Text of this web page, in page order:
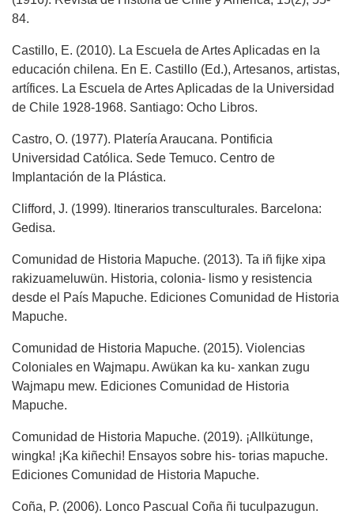
84.
Castillo, E. (2010). La Escuela de Artes Aplicadas en la
educación chilena. En E. Castillo (Ed.), Artesanos, artistas,
artífices. La Escuela de Artes Aplicadas de la Universidad
de Chile 1928-1968. Santiago: Ocho Libros.
Castro, O. (1977). Platería Araucana. Pontificia
Universidad Católica. Sede Temuco. Centro de
Implantación de la Plástica.
Clifford, J. (1999). Itinerarios transculturales. Barcelona:
Gedisa.
Comunidad de Historia Mapuche. (2013). Ta iñ fijke xipa
rakizuameluwün. Historia, colonia- lismo y resistencia
desde el País Mapuche. Ediciones Comunidad de Historia
Mapuche.
Comunidad de Historia Mapuche. (2015). Violencias
Coloniales en Wajmapu. Awükan ka ku- xankan zugu
Wajmapu mew. Ediciones Comunidad de Historia
Mapuche.
Comunidad de Historia Mapuche. (2019). ¡Allkütunge,
wingka! ¡Ka kiñechi! Ensayos sobre his- torias mapuche.
Ediciones Comunidad de Historia Mapuche.
Coña, P. (2006). Lonco Pascual Coña ñi tuculpazugun.